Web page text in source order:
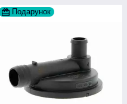
Подарунок